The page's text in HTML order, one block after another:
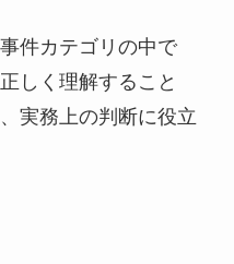
件カテゴリの中で
しく理解すること
実務上の判断に役立